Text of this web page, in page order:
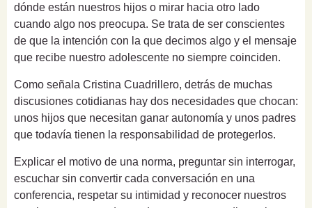
dónde están nuestros hijos o mirar hacia otro lado
cuando algo nos preocupa. Se trata de ser conscientes
de que la intención con la que decimos algo y el mensaje
que recibe nuestro adolescente no siempre coinciden.
Como señala Cristina Cuadrillero, detrás de muchas
discusiones cotidianas hay dos necesidades que chocan:
unos hijos que necesitan ganar autonomía y unos padres
que todavía tienen la responsabilidad de protegerlos.
Explicar el motivo de una norma, preguntar sin interrogar,
escuchar sin convertir cada conversación en una
conferencia, respetar su intimidad y reconocer nuestros